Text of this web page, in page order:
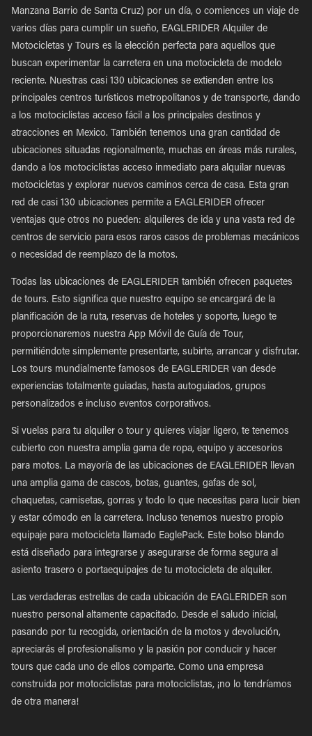
Manzana Barrio de Santa Cruz) por un día, o comiences un viaje de
varios días para cumplir un sueño, EAGLERIDER Alquiler de
Motocicletas y Tours es la elección perfecta para aquellos que
buscan experimentar la carretera en una motocicleta de modelo
reciente. Nuestras casi 130 ubicaciones se extienden entre los
principales centros turísticos metropolitanos y de transporte, dando
a los motociclistas acceso fácil a los principales destinos y
atracciones en Mexico. También tenemos una gran cantidad de
ubicaciones situadas regionalmente, muchas en áreas más rurales,
dando a los motociclistas acceso inmediato para alquilar nuevas
motocicletas y explorar nuevos caminos cerca de casa. Esta gran
red de casi 130 ubicaciones permite a EAGLERIDER ofrecer
ventajas que otros no pueden: alquileres de ida y una vasta red de
centros de servicio para esos raros casos de problemas mecánicos
o necesidad de reemplazo de la motos.
Todas las ubicaciones de EAGLERIDER también ofrecen paquetes
de tours. Esto significa que nuestro equipo se encargará de la
planificación de la ruta, reservas de hoteles y soporte, luego te
proporcionaremos nuestra App Móvil de Guía de Tour,
permitiéndote simplemente presentarte, subirte, arrancar y disfrutar.
Los tours mundialmente famosos de EAGLERIDER van desde
experiencias totalmente guiadas, hasta autoguiados, grupos
personalizados e incluso eventos corporativos.
Si vuelas para tu alquiler o tour y quieres viajar ligero, te tenemos
cubierto con nuestra amplia gama de ropa, equipo y accesorios
para motos. La mayoría de las ubicaciones de EAGLERIDER llevan
una amplia gama de cascos, botas, guantes, gafas de sol,
chaquetas, camisetas, gorras y todo lo que necesitas para lucir bien
y estar cómodo en la carretera. Incluso tenemos nuestro propio
equipaje para motocicleta llamado EaglePack. Este bolso blando
está diseñado para integrarse y asegurarse de forma segura al
asiento trasero o portaequipajes de tu motocicleta de alquiler.
Las verdaderas estrellas de cada ubicación de EAGLERIDER son
nuestro personal altamente capacitado. Desde el saludo inicial,
pasando por tu recogida, orientación de la motos y devolución,
apreciarás el profesionalismo y la pasión por conducir y hacer
tours que cada uno de ellos comparte. Como una empresa
construida por motociclistas para motociclistas, ¡no lo tendríamos
de otra manera!